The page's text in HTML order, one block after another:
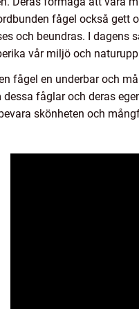
fågel också
och beundras. I
vår miljö och
fågel en underbar och
dessa fåglar och deras
skönheten och